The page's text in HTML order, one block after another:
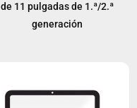
de 11 pulgadas de 1.ª/2.ª
generación